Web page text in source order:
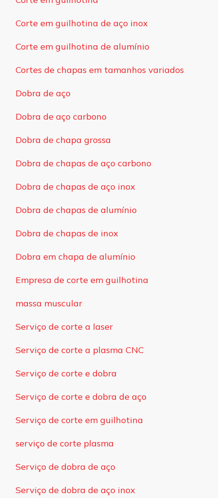
Corte em guilhotina de aço inox
Corte em guilhotina de alumínio
Cortes de chapas em tamanhos variados
Dobra de aço
Dobra de aço carbono
Dobra de chapa grossa
Dobra de chapas de aço carbono
Dobra de chapas de aço inox
Dobra de chapas de alumínio
Dobra de chapas de inox
Dobra em chapa de alumínio
Empresa de corte em guilhotina
massa muscular
Serviço de corte a laser
Serviço de corte a plasma CNC
Serviço de corte e dobra
Serviço de corte e dobra de aço
Serviço de corte em guilhotina
serviço de corte plasma
Serviço de dobra de aço
Serviço de dobra de aço inox